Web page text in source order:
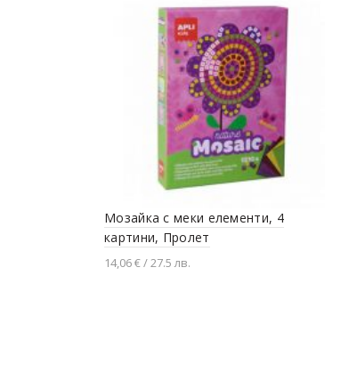
Мозайка с меки елементи, 4
картини, Пролет
14,06 € / 27.5 лв.